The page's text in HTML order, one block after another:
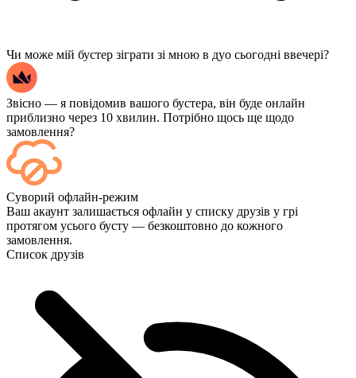
Чи може мій бустер зіграти зі мною в дуо сьогодні ввечері?
Звісно — я повідомив вашого бустера, він буде онлайн
приблизно через 10 хвилин. Потрібно щось ще щодо
замовлення?
Так, кожен матч відображається на вашій панелі керування
одразу після завершення, а якщо ви хочете дивитися самі ігри,
додайте Streaming під час оформлення замовлення.
Суворий офлайн-режим
Ваш акаунт залишається офлайн у списку друзів у грі
протягом усього бусту — безкоштовно до кожного
замовлення.
Список друзів